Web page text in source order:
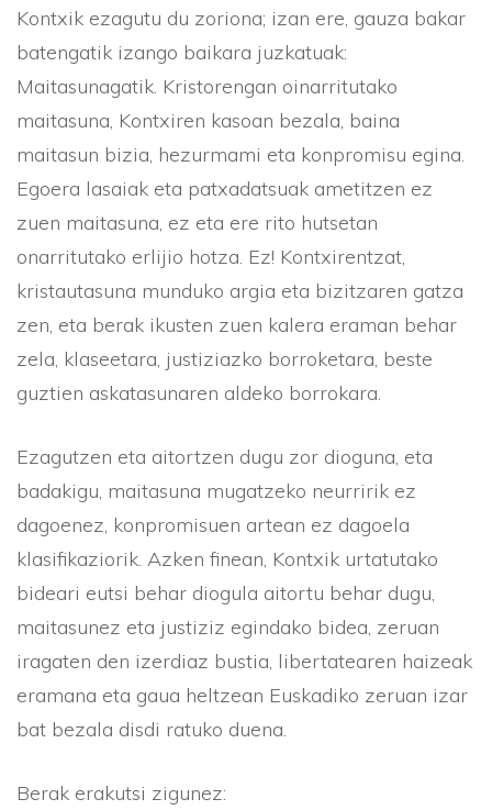
Kontxik ezagutu du zoriona; izan ere, gauza bakar
batengatik izango baikara juzkatuak:
Maitasunagatik. Kristorengan oinarritutako
maitasuna, Kontxiren kasoan bezala, baina
maitasun bizia, hezurmami eta konpromisu egina.
Egoera lasaiak eta patxadatsuak ametitzen ez
zuen maitasuna, ez eta ere rito hutsetan
onarritutako erlijio hotza. Ez! Kontxirentzat,
kristautasuna munduko argia eta bizitzaren gatza
zen, eta berak ikusten zuen kalera eraman behar
zela, klaseetara, justiziazko borroketara, beste
guztien askatasunaren aldeko borrokara.
Ezagutzen eta aitortzen dugu zor dioguna, eta
badakigu, maitasuna mugatzeko neurririk ez
dagoenez, konpromisuen artean ez dagoela
klasifikaziorik. Azken finean, Kontxik urtatutako
bideari eutsi behar diogula aitortu behar dugu,
maitasunez eta justiziz egindako bidea, zeruan
iragaten den izerdiaz bustia, libertatearen haizeak
eramana eta gaua heltzean Euskadiko zeruan izar
bat bezala disdi ratuko duena.
Berak erakutsi zigunez: